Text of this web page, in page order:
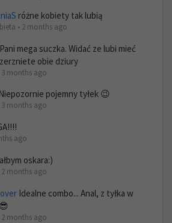
różne kobiety tak lubią
• 2 months ago
Pani mega suczka. Widać ze lubi mieć
obie dziury
3 months ago
pojemny tyłek 😉
3 months ago
ago
oskara:)
2 months ago
Idealne combo... Anal, z tyłka w
2 months ago